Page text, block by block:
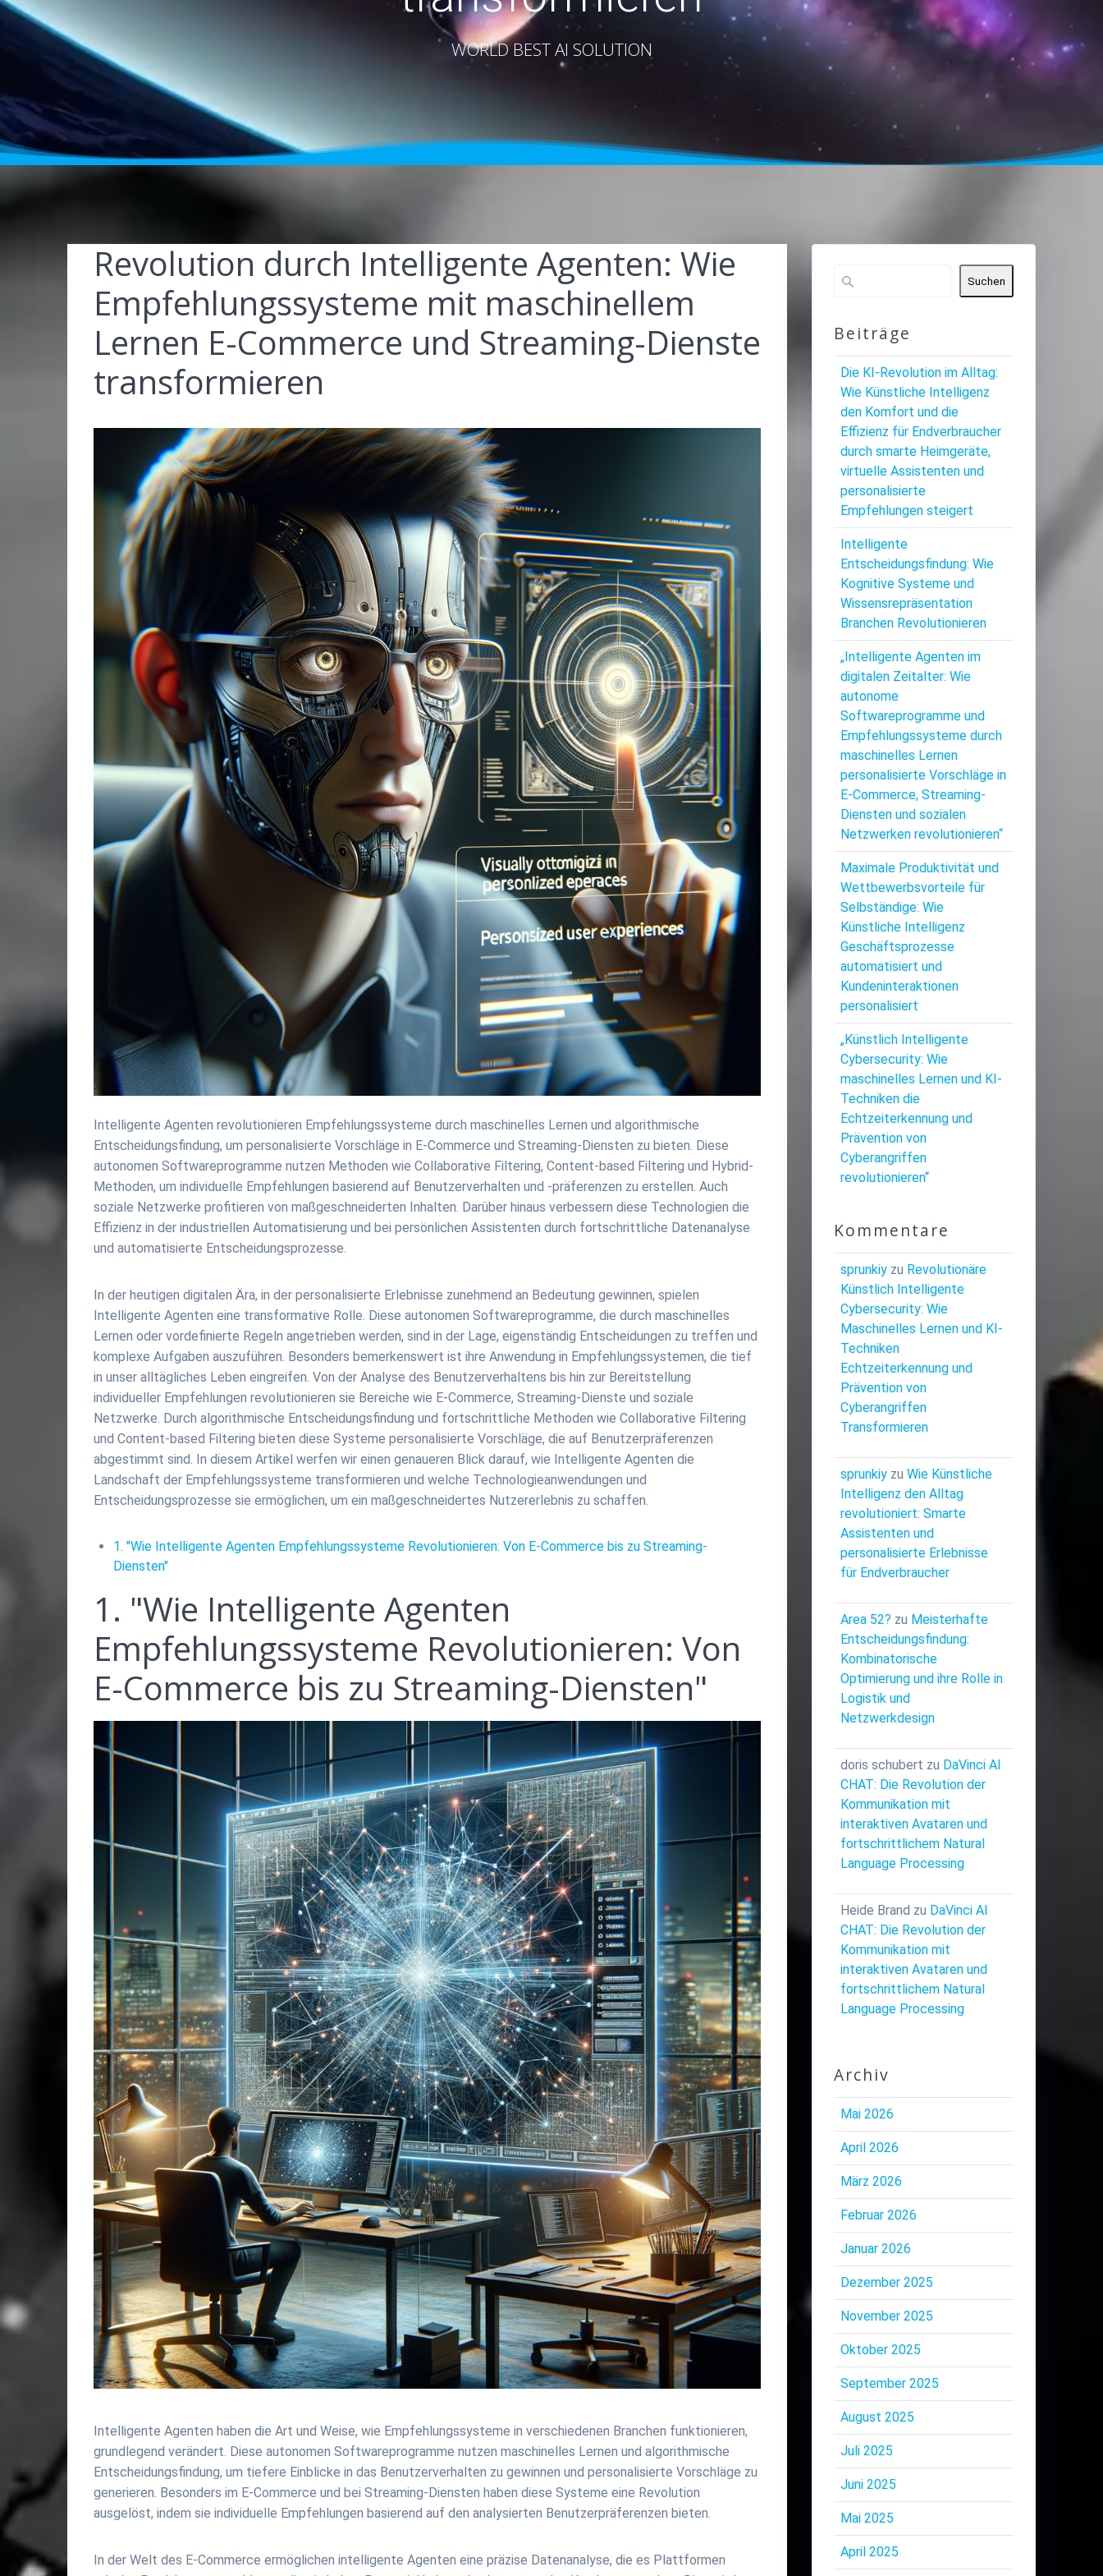
WORLD BEST AI SOLUTION
Revolution durch Intelligente Agenten: Wie
Empfehlungssysteme mit maschinellem
Lernen E-Commerce und Streaming-Dienste
transformieren
Intelligente Agenten revolutionieren Empfehlungssysteme durch maschinelles Lernen und algorithmische
Entscheidungsfindung, um personalisierte Vorschläge in E-Commerce und Streaming-Diensten zu bieten. Diese
autonomen Softwareprogramme nutzen Methoden wie Collaborative Filtering, Content-based Filtering und Hybrid-
Methoden, um individuelle Empfehlungen basierend auf Benutzerverhalten und -präferenzen zu erstellen. Auch
soziale Netzwerke profitieren von maßgeschneiderten Inhalten. Darüber hinaus verbessern diese Technologien die
Effizienz in der industriellen Automatisierung und bei persönlichen Assistenten durch fortschrittliche Datenanalyse
und automatisierte Entscheidungsprozesse.
In der heutigen digitalen Ära, in der personalisierte Erlebnisse zunehmend an Bedeutung gewinnen, spielen
Intelligente Agenten eine transformative Rolle. Diese autonomen Softwareprogramme, die durch maschinelles
Lernen oder vordefinierte Regeln angetrieben werden, sind in der Lage, eigenständig Entscheidungen zu treffen und
komplexe Aufgaben auszuführen. Besonders bemerkenswert ist ihre Anwendung in Empfehlungssystemen, die tief
in unser alltägliches Leben eingreifen. Von der Analyse des Benutzerverhaltens bis hin zur Bereitstellung
individueller Empfehlungen revolutionieren sie Bereiche wie E-Commerce, Streaming-Dienste und soziale
Netzwerke. Durch algorithmische Entscheidungsfindung und fortschrittliche Methoden wie Collaborative Filtering
und Content-based Filtering bieten diese Systeme personalisierte Vorschläge, die auf Benutzerpräferenzen
abgestimmt sind. In diesem Artikel werfen wir einen genaueren Blick darauf, wie Intelligente Agenten die
Landschaft der Empfehlungssysteme transformieren und welche Technologieanwendungen und
Entscheidungsprozesse sie ermöglichen, um ein maßgeschneidertes Nutzererlebnis zu schaffen.
1. "Wie Intelligente Agenten Empfehlungssysteme Revolutionieren: Von E-Commerce bis zu Streaming-
Diensten"
1. "Wie Intelligente Agenten
Empfehlungssysteme Revolutionieren: Von
E-Commerce bis zu Streaming-Diensten"
Intelligente Agenten haben die Art und Weise, wie Empfehlungssysteme in verschiedenen Branchen funktionieren,
grundlegend verändert. Diese autonomen Softwareprogramme nutzen maschinelles Lernen und algorithmische
Entscheidungsfindung, um tiefere Einblicke in das Benutzerverhalten zu gewinnen und personalisierte Vorschläge zu
generieren. Besonders im E-Commerce und bei Streaming-Diensten haben diese Systeme eine Revolution
ausgelöst, indem sie individuelle Empfehlungen basierend auf den analysierten Benutzerpräferenzen bieten.
In der Welt des E-Commerce ermöglichen intelligente Agenten eine präzise Datenanalyse, die es Plattformen
Suchen
Beiträge
Die KI-Revolution im Alltag:
Wie Künstliche Intelligenz
den Komfort und die
Effizienz für Endverbraucher
durch smarte Heimgeräte,
virtuelle Assistenten und
personalisierte
Empfehlungen steigert
Intelligente
Entscheidungsfindung: Wie
Kognitive Systeme und
Wissensrepräsentation
Branchen Revolutionieren
„Intelligente Agenten im
digitalen Zeitalter: Wie
autonome
Softwareprogramme und
Empfehlungssysteme durch
maschinelles Lernen
personalisierte Vorschläge in
E-Commerce, Streaming-
Diensten und sozialen
Netzwerken revolutionieren“
Maximale Produktivität und
Wettbewerbsvorteile für
Selbständige: Wie
Künstliche Intelligenz
Geschäftsprozesse
automatisiert und
Kundeninteraktionen
personalisiert
„Künstlich Intelligente
Cybersecurity: Wie
maschinelles Lernen und KI-
Techniken die
Echtzeiterkennung und
Prävention von
Cyberangriffen
revolutionieren“
Kommentare
sprunkiyzu Revolutionäre
Künstlich Intelligente
Cybersecurity: Wie
Maschinelles Lernen und KI-
Techniken
Echtzeiterkennung und
Prävention von
Cyberangriffen
Transformieren
sprunkiyzu Wie Künstliche
Intelligenz den Alltag
revolutioniert: Smarte
Assistenten und
personalisierte Erlebnisse
für Endverbraucher
Area 52? zu Meisterhafte
Entscheidungsfindung:
Kombinatorische
Optimierung und ihre Rolle in
Logistik und
Netzwerkdesign
doris schubert zu DaVinci AI
CHAT: Die Revolution der
Kommunikation mit
interaktiven Avataren und
fortschrittlichem Natural
Language Processing
Heide Brand zu DaVinci AI
CHAT: Die Revolution der
Kommunikation mit
interaktiven Avataren und
fortschrittlichem Natural
Language Processing
Archiv
Mai 2026
April 2026
März 2026
Februar 2026
Januar 2026
Dezember 2025
November 2025
Oktober 2025
September 2025
August 2025
Juli 2025
Juni 2025
Mai 2025
April 2025